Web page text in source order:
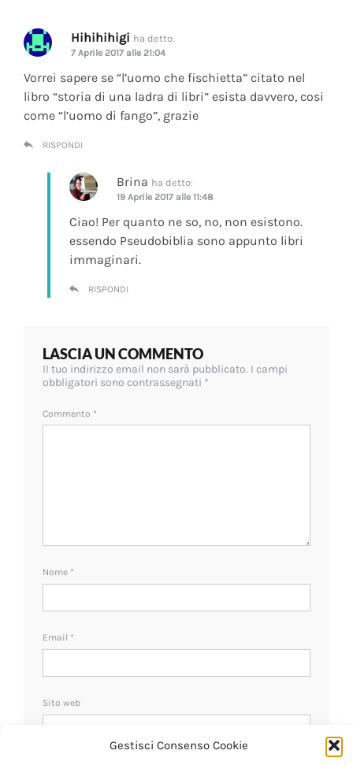
Gestisci Consenso Cookie
Hihihihigi ha detto:
7 Aprile 2017 alle 21:04
Vorrei sapere se “l’uomo che fischietta” citato nel
libro “storia di una ladra di libri” esista davvero, cosi
come “l’uomo di fango”, grazie
RISPONDI
Brina ha detto:
19 Aprile 2017 alle 11:48
Ciao! Per quanto ne so, no, non esistono.
essendo Pseudobiblia sono appunto libri
immaginari.
RISPONDI
LASCIA UN COMMENTO
Il tuo indirizzo email non sarà pubblicato. I campi
obbligatori sono contrassegnati *
Commento *
Nome *
Email *
Sito web